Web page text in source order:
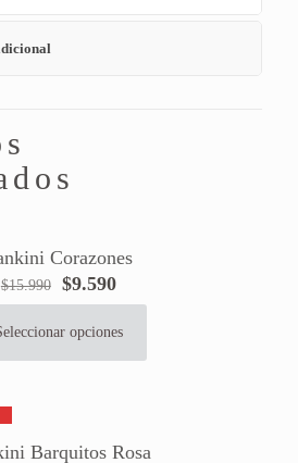
Corazones
$15.990
El
precio
original
$9.590El
precio
actual
opciones
Barquitos Rosa